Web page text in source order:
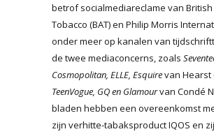
betrof socialmediareclame van British
Tobacco (BAT) en Philip Morris
onder meer op kanalen van
de twee mediaconcerns, zoals
Cosmopolitan, ELLE, Esquirevan Hearst
TeenVogue, GQ en Glamourvan Condé
bladen hebben een overeenkomst
zijn verhitte-tabaksproduct IQOS en